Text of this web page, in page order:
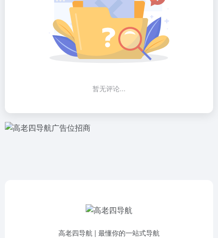
暂无评论...
高老四导航 | 最懂你的一站式导航